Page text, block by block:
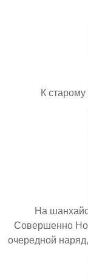
К
На
Совершенно
очередной